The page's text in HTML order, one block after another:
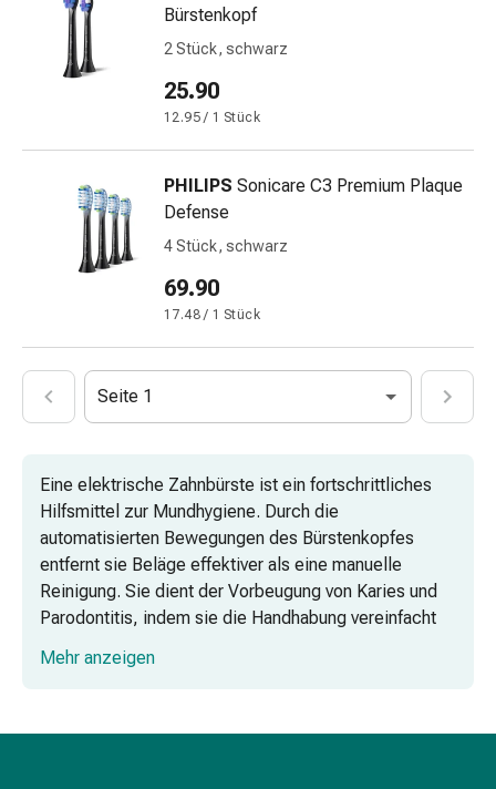
Arzneimittel
Rezeptpflichtige
Vaginalbeschwerden
Menstruation
Wechseljahre
Vaginalgesundheit
Vitamine
&
Mineralstoffe
Vitamine
Zahn-
Trockener
Mund
(Xerostomie)
Munddesinfektionsmittel
Aphten
und
Mundentzündungen
Haarausfallpräparate
Bürstenkopf
2 Stück, schwarz
25.90
12.95 / 1 Stück
PHILIPS Sonicare C3 Premium Plaque
Defense
4 Stück, schwarz
69.90
17.48 / 1 Stück
Seite 1
Eine elektrische Zahnbürste ist ein fortschrittliches
Hilfsmittel zur Mundhygiene. Durch die
automatisierten Bewegungen des Bürstenkopfes
entfernt sie Beläge effektiver als eine manuelle
Reinigung. Sie dient der Vorbeugung von Karies und
Parodontitis, indem sie die Handhabung vereinfacht
und die Reinigungsleistung maximiert. Coop Vitality
bietet ein umfassendes Sortiment an hochwertigen
Mehr anzeigen